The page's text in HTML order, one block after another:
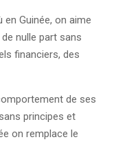
en Guinée, on aime
nulle part sans
financiers, des
de ses
principes et
on remplace le